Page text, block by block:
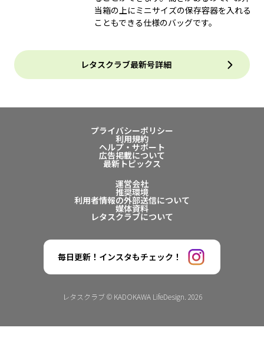
当箱の上にミニサイズの保存容器を入れる
こともできる仕様のバッグです。
レタスクラブ最新号詳細
プライバシーポリシー
利用規約
ヘルプ・サポート
広告掲載について
最新トピックス
運営会社
推奨環境
利用者情報の外部送信について
媒体資料
レタスクラブについて
毎日更新！インスタもチェック！
レタスクラブ © KADOKAWA LifeDesign. 2026